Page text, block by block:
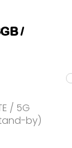
/
/ 5G
by)